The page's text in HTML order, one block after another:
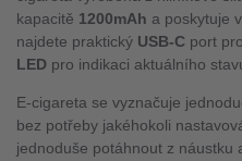
kapacitě 1200mAh a poskytuje
najdete praktický USB-C port
LED pro indikaci aktuálního
E-cigareta se vyznačuje
bez potřeby jakéhokoli
jednoduše potáhnout z náustku